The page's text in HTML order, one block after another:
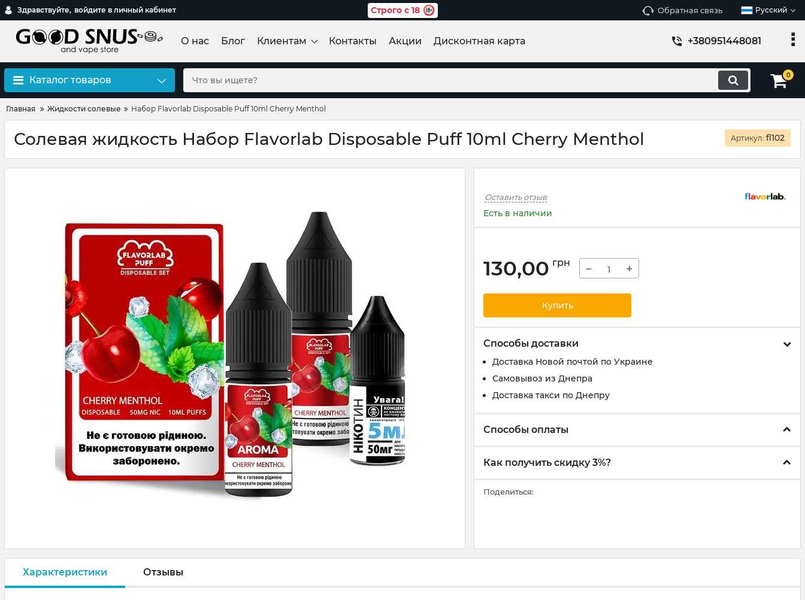
Здравствуйте, войдите в личный кабинет Строго с 18 Обратная связь Русский
О нас Блог Клиентам Контакты Акции Дисконтная карта +380951448081
Каталог товаров 0
Главная Жидкости солевые Набор Flavorlab Disposable Puff 10ml Cherry Menthol
Солевая жидкость Набор Flavorlab Disposable Puff 10ml Cherry Menthol Артикул: fl102
Оставить отзыв
Есть в наличии
130,00 грн − +
Купить
Способы доставки
Доставка Новой почтой по Украине
Самовывоз из Днепра
Доставка такси по Днепру
Способы оплаты
Как получить скидку 3%?
Поделиться:
Характеристики Отзывы